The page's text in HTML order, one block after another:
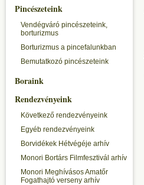
Pincészeteink
Vendégváró pincészeteink,
borturizmus
Borturizmus a pincefalunkban
Bemutatkozó pincészeteink
Boraink
Rendezvényeink
Következő rendezvényeink
Egyéb rendezvényeink
Borvidékek Hétvégéje arhív
Monori Bortárs Filmfesztivál arhív
Monori Meghívásos Amatőr
Fogathajtó verseny arhív